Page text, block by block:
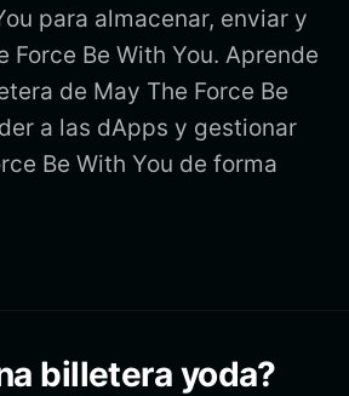
para almacenar, enviar y
Force Be With You. Aprende
de May The Force Be
a las dApps y gestionar
Be With You de forma
billetera yoda?